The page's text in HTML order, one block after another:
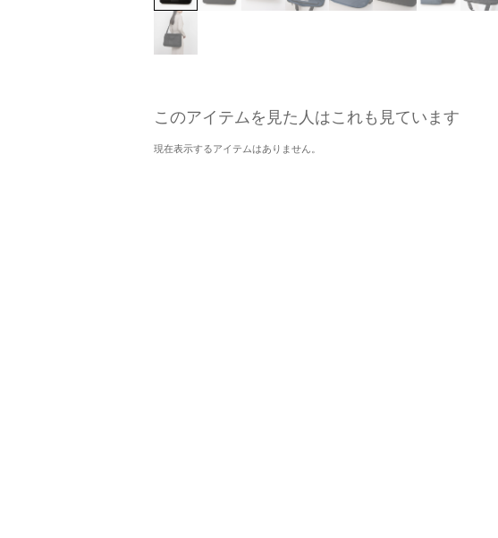
このアイテムを見た人はこれも見ています
現在表示するアイテムはありません。